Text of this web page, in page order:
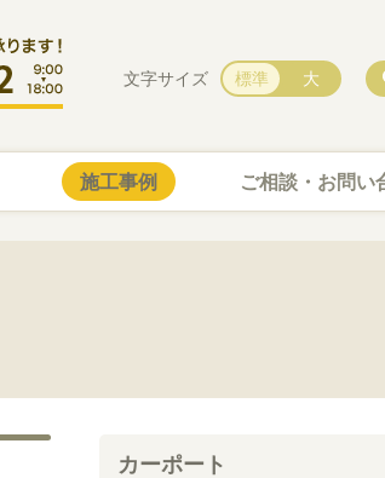
施工事例 ご相談・お問い
文字サイズ 標準 大
カーポート